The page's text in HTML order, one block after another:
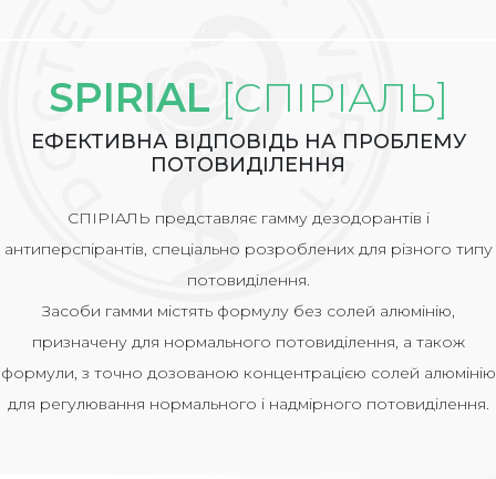
SPIRIAL [СПІРІАЛЬ]
ЕФЕКТИВНА ВІДПОВІДЬ НА ПРОБЛЕМУ
ПОТОВИДІЛЕННЯ
СПІРІАЛЬ представляє гамму дезодорантів і
антиперспірантів, спеціально розроблених для різного типу
потовиділення.
Засоби гамми містять формулу без солей алюмінію,
призначену для нормального потовиділення, а також
формули, з точно дозованою концентрацією солей алюмінію
для регулювання нормального і надмірного потовиділення.